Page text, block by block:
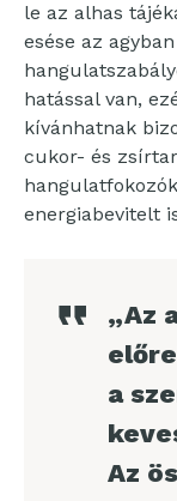
le az alhas
esése az
hatással van,
kívánhatnak
cukor- és
energiabevitelt
„Az
a
Az